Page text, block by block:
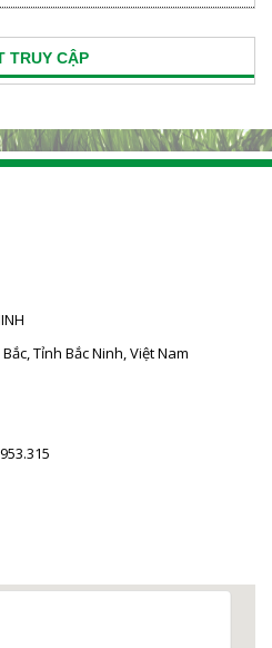
TRUY CẬP
Tỉnh Bắc Ninh, Việt Nam